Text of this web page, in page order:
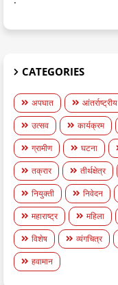
CATEGORIES
अपघात आंतर्राष्ट्रीय
उत्सव
कार्यक्रम
ग्रामीण
घटना
तक्रार
तीर्थक्षेत्र
नियुक्ती
निवेदन
महाराष्ट्र
महिला
विशेष
व्यंगचित्र
हवामान